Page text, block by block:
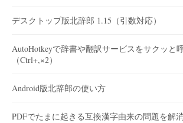
デスクトップ版北辞郎 1.15（引数対応）
AutoHotkeyで辞書や翻訳サービスをサクッと
（Ctrl+,×2）
Android版北辞郎の使い方
PDFでたまに起きる互換漢字由来の問題を解